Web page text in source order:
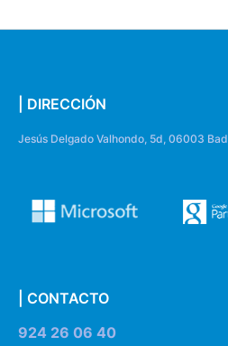
| DIRECCIÓN
Jesús Delgado Valhondo, 5d, 06003
| CONTACTO
924 26 06 40